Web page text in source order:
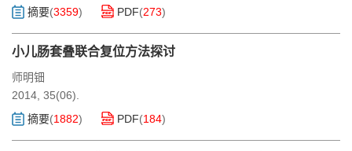
摘要(3359) PDF(273)
小儿肠套叠联合复位方法探讨
师明钿
2014, 35(06).
摘要(1882) PDF(184)